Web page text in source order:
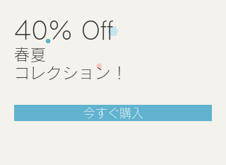
40% Off
春夏
​コレクション！
今すぐ購入